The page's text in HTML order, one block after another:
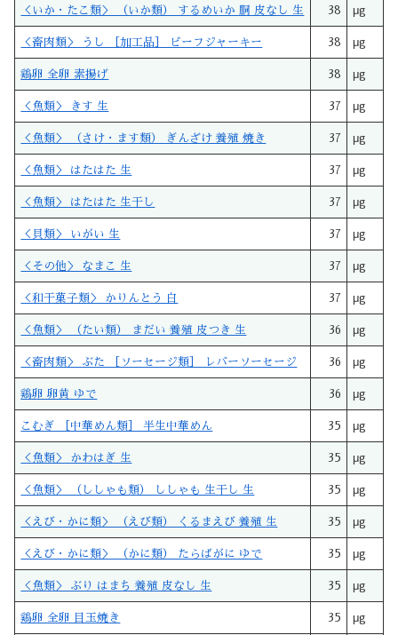
＜いか・たこ類＞ （いか類） するめいか 胴 皮なし 生 38 μg
＜畜肉類＞ うし ［加工品］ ビーフジャーキー 38 μg
鶏卵 全卵 素揚げ 38 μg
＜魚類＞ きす 生 37 μg
＜魚類＞ （さけ・ます類） ぎんざけ 養殖 焼き 37 μg
＜魚類＞ はたはた 生 37 μg
＜魚類＞ はたはた 生干し 37 μg
＜貝類＞ いがい 生 37 μg
＜その他＞ なまこ 生 37 μg
＜和干菓子類＞ かりんとう 白 37 μg
＜魚類＞ （たい類） まだい 養殖 皮つき 生 36 μg
＜畜肉類＞ ぶた ［ソーセージ類］ レバーソーセージ 36 μg
鶏卵 卵黄 ゆで 36 μg
こむぎ ［中華めん類］ 半生中華めん 35 μg
＜魚類＞ かわはぎ 生 35 μg
＜魚類＞ （ししゃも類） ししゃも 生干し 生 35 μg
＜えび・かに類＞ （えび類） くるまえび 養殖 生 35 μg
＜えび・かに類＞ （かに類） たらばがに ゆで 35 μg
＜魚類＞ ぶり はまち 養殖 皮なし 生 35 μg
鶏卵 全卵 目玉焼き 35 μg